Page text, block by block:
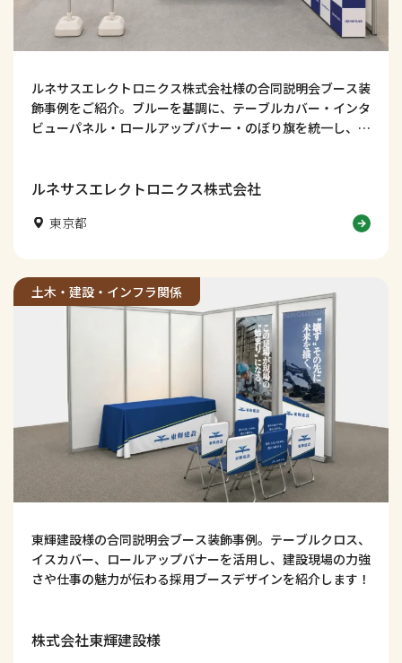
ルネサスエレクトロニクス株式会社様の合同説明会ブース装
飾事例をご紹介。ブルーを基調に、テーブルカバー・インタ
ビューパネル・ロールアップバナー・のぼり旗を統一し、技
解説します。
ルネサスエレクトロニクス株式会社
東京都
土木・建設・インフラ関係
東輝建設様の合同説明会ブース装飾事例。テーブルクロス、
イスカバー、ロールアップバナーを活用し、建設現場の力強
さや仕事の魅力が伝わる採用ブースデザインを紹介します！
株式会社東輝建設様